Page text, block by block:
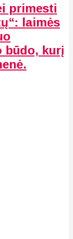
primesti
laimės
būdo, kurį